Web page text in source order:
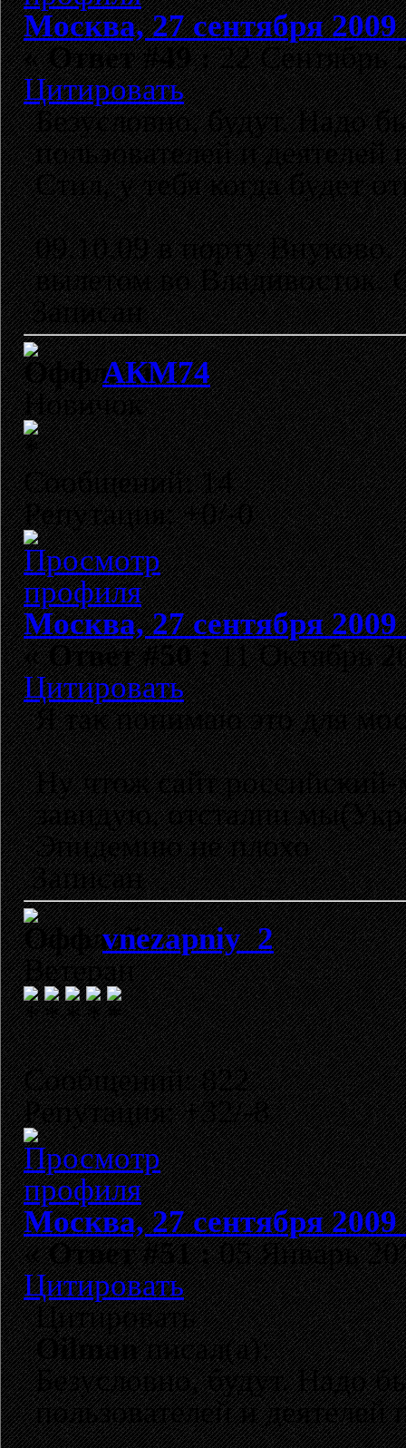
Москва, 27 сентября 2009
«Ответ #49 :22 Сентябрь
Цитировать
Безусловно, будут. Надо
пользователей и деятелей
Стил, у тебя когда будет
09.10.09 в порту
вылетом во Владивосток.
Записан
АКМ74
Новичок
Сообщений: 14
Репутация: +0/-0
Москва, 27 сентября 2009
«Ответ #50 :11 Октябрь
Цитировать
Я так понимаю это для
Ну чтож сайт
завидую, отсталпи
Эпидемию не плохо
Записан
vnezapniy_2
Ветеран
Сообщений: 822
Репутация: +32/-8
Москва, 27 сентября 2009
«Ответ #51 :05 Январь
Цитировать
Цитировать
Oilmanписал(а):
Безусловно, будут. Надо
пользователей и деятелей